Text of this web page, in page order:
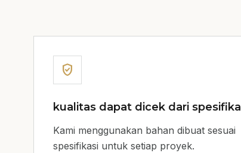
verified_user
kualitas dapat dicek dari
Kami menggunakan bahan dibuat sesuai
spesifikasi untuk setiap proyek.